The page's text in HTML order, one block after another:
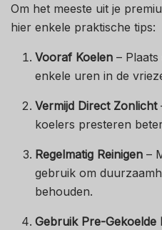
Om het meeste uit je
hier enkele praktische tips:
Vooraf Koelen –
enkele uren in de
Vermijd Direct Zonlicht
koelers presteren
Regelmatig Reinigen –
gebruik om
behouden.
Gebruik Pre-Gekoelde